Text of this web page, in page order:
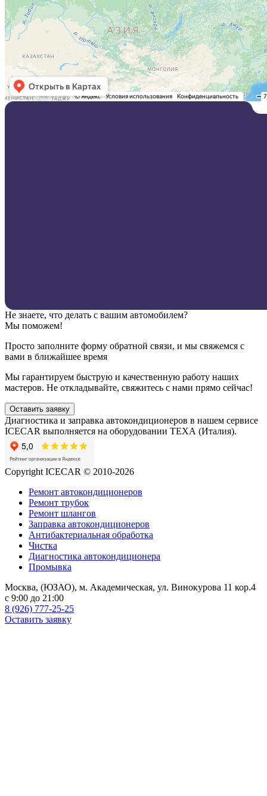
Не знаете, что делать с вашим автомобилем?
Мы поможем!
Просто заполните форму обратной связи, и мы свяжемся с
вами в ближайшее время
Мы гарантируем быструю и качественную работу наших
мастеров. Не откладывайте, свяжитесь с нами прямо сейчас!
Оставить заявку
Диагностика и заправка автокондиционеров в нашем сервисе
ICECAR выполняется на оборудовании ТЕХА (Италия).
Copyright ICECAR © 2010-2026
Ремонт автокондиционеров
Ремонт трубок
Ремонт шлангов
Заправка автокондиционеров
Антибактериальная обработка
Чистка
Диагностика автокондиционера
Промывка
Москва, (ЮЗАО), м. Академическая, ул. Винокурова 11 кор.4
c 9:00 до 21:00
8 (926) 777-25-25
Оставить заявку